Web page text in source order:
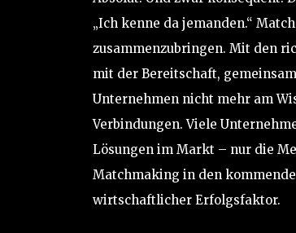
„Ich kenne da jemanden.“
zusammenzubringen. Mit den
mit der Bereitschaft,
Unternehmen nicht mehr am
Verbindungen. Viele
Lösungen im Markt – nur die
Matchmaking in den
wirtschaftlicher Erfolgsfaktor.